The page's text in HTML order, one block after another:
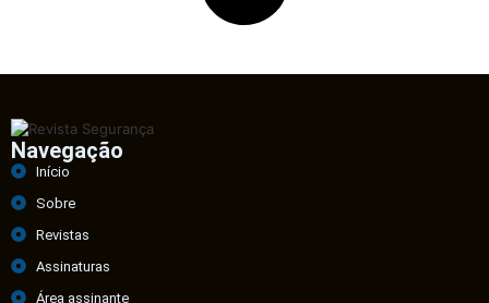
Navegação
Início
Sobre
Revistas
Assinaturas
Área assinante